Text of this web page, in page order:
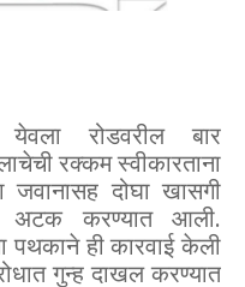
रोडवरील बार
रक्कम स्वीकारताना
जवानासह दोघा खासगी
अटक करण्यात आली.
पथकाने ही कारवाई केली
गुन्ह दाखल करण्यात